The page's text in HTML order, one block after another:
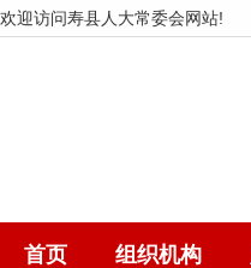
欢迎访问寿县人大常委会网站!
首页 组织机构